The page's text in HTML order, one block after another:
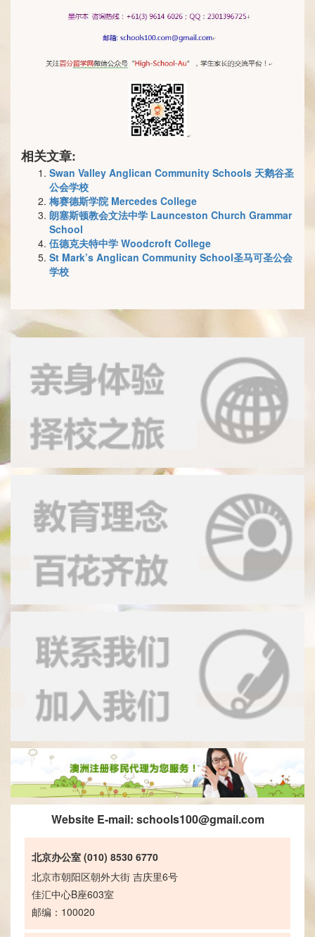
相关文章:
Swan Valley Anglican Community Schools 天鹅谷圣
公会学校
梅赛德斯学院 Mercedes College
朗塞斯顿教会文法中学 Launceston Church Grammar
School
伍德克夫特中学 Woodcroft College
St Mark’s Anglican Community School圣马可圣公会
学校
Website E-mail: schools100@gmail.com
北京办公室 (010) 8530 6770
北京市朝阳区朝外大街 吉庆里6号
佳汇中心B座603室
邮编：100020